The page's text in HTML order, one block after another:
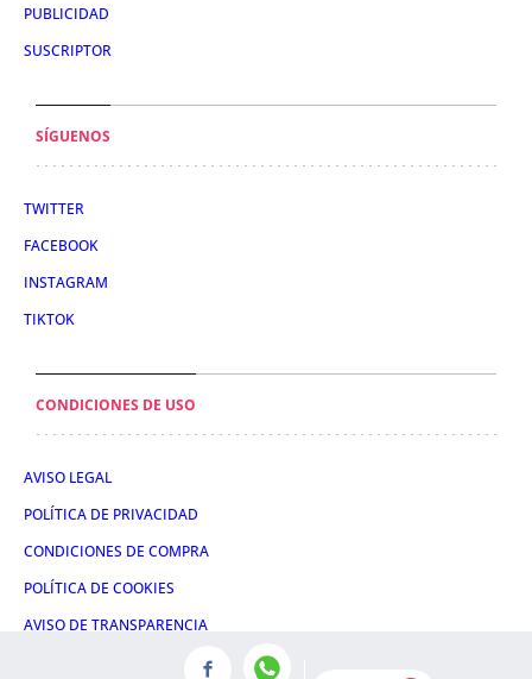
PUBLICIDAD
SUSCRIPTOR
SÍGUENOS
TWITTER
FACEBOOK
INSTAGRAM
TIKTOK
CONDICIONES DE USO
AVISO LEGAL
POLÍTICA DE PRIVACIDAD
CONDICIONES DE COMPRA
POLÍTICA DE COOKIES
AVISO DE TRANSPARENCIA